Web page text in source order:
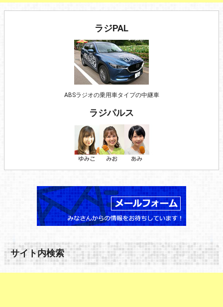
ラジPAL
ABSラジオの乗用車タイプの中継車
ラジパルス
サイト内検索